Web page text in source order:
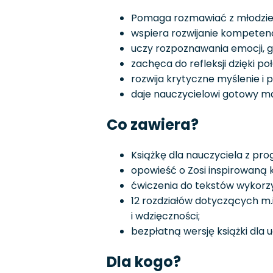
Pomaga rozmawiać z
wspiera rozwijanie
uczy rozpoznawania emocji,
zachęca do refleksji dzięki
rozwija krytyczne myślenie i
daje nauczycielowi gotowy
Co zawiera?
Książkę dla nauczyciela z
opowieść o Zosi
ćwiczenia do tekstów
12 rozdziałów dotyczących
i wdzięczności;
bezpłatną wersję książki dla
Dla kogo?